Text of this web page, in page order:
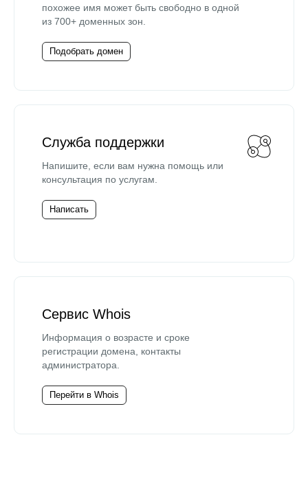
похожее имя может быть свободно в одной
из 700+ доменных зон.
Подобрать домен
Служба поддержки
Напишите, если вам нужна помощь или
консультация по услугам.
Написать
Сервис Whois
Информация о возрасте и сроке
регистрации домена, контакты
администратора.
Перейти в Whois